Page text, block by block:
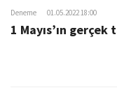
Deneme 01.05.2022 18:00
1 Mayıs’ın